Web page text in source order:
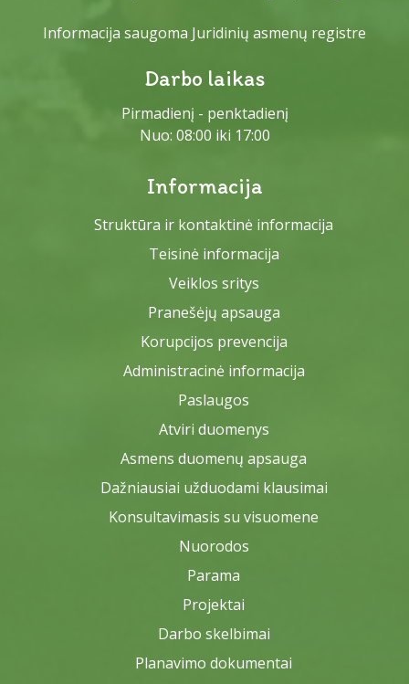
Informacija saugoma Juridinių asmenų registre
Darbo laikas
Pirmadienį - penktadienį
Nuo: 08:00 iki 17:00
Informacija
Struktūra ir kontaktinė informacija
Teisinė informacija
Veiklos sritys
Pranešėjų apsauga
Korupcijos prevencija
Administracinė informacija
Paslaugos
Atviri duomenys
Asmens duomenų apsauga
Dažniausiai užduodami klausimai
Konsultavimasis su visuomene
Nuorodos
Parama
Projektai
Darbo skelbimai
Planavimo dokumentai